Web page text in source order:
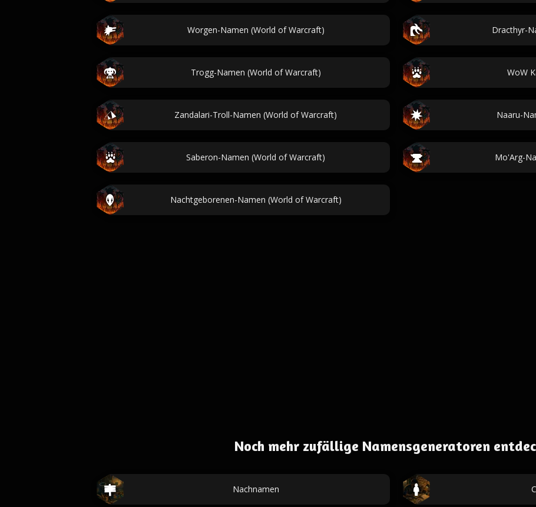
Worgen-Namen (World of Warcraft) Dracthyr-
Trogg-Namen (World of Warcraft) WoW
Zandalari-Troll-Namen (World of Warcraft) Naaru-
Saberon-Namen (World of Warcraft) Mo'Arg-
Nachtgeborenen-Namen (World of Warcraft)
Noch mehr zufällige Namensgeneratoren
Nachnamen